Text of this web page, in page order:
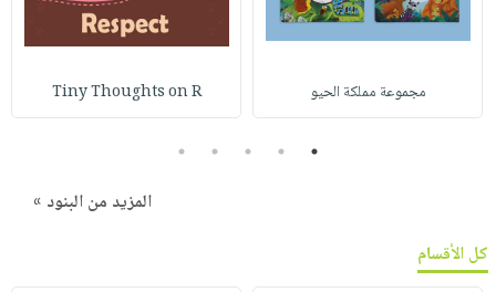
مجموعة مملكة الحيو Tiny Thoughts on R
1
2
3
4
5
المزيد من البنود »
كل الأقسام